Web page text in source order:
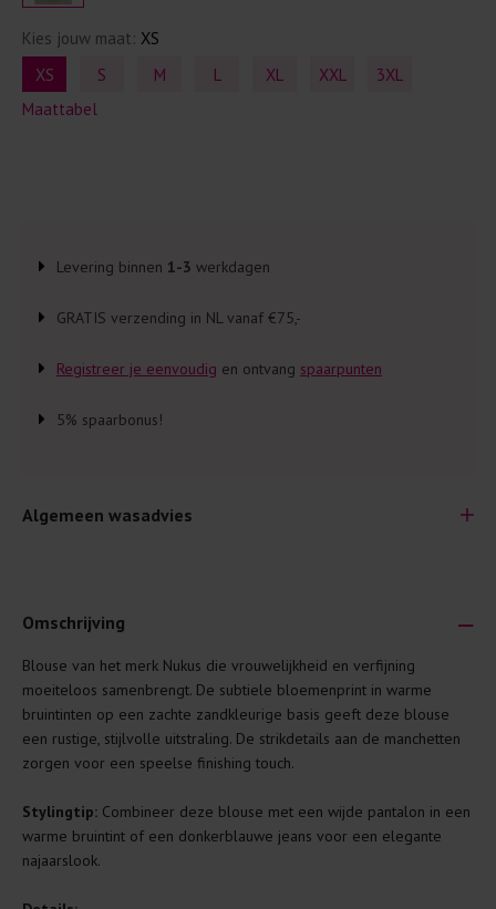
Kies jouw maat: XS
XS
S M L XL XXL
3XL
Maattabel
Levering binnen 1-3 werkdagen
GRATIS verzending in NL vanaf €75,-
Registreer je eenvoudig en ontvang spaarpunten
5% spaarbonus!
Algemeen wasadvies
Je wilt natuurlijk lang plezier hebben van je nieuwe kleding.
Daarom geven wij een aantal algemene was-tips:
Lees altijd eerst even het was-etiket.
Was kleding binnenste buiten. Dat beschermt de
buitenkant.
Wees zuinig met wasmiddel. Per kledingstuk is een drupje
genoeg.
Was zo koud mogelijk. Op 20 of 30 graden wassen is vaak
Omschrijving
Blouse van het merk Nukus die vrouwelijkheid en verfijning
moeiteloos samenbrengt. De subtiele bloemenprint in warme
bruintinten op een zachte zandkleurige basis geeft deze blouse
een rustige, stijlvolle uitstraling. De strikdetails aan de manchetten
zorgen voor een speelse finishing touch.
Stylingtip: Combineer deze blouse met een wijde pantalon in een
warme bruintint of een donkerblauwe jeans voor een elegante
najaarslook.